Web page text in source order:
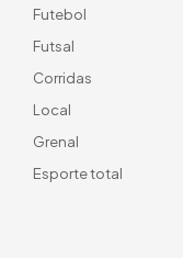
Futebol
Futsal
Corridas
Local
Grenal
Esporte total